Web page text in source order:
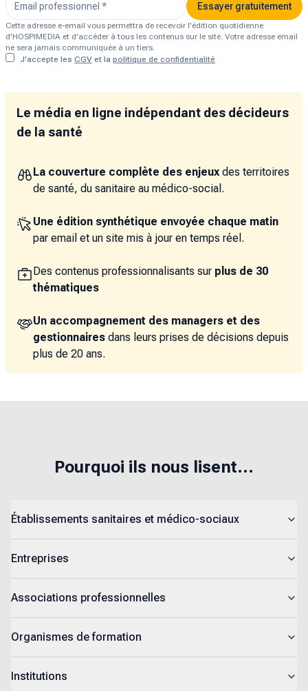
Essayer gratuitement
Cette adresse e-email vous permettra de recevoir l'édition quotidienne
d'HOSPIMEDIA et d'accéder à tous les contenus sur le site. Votre adresse email
ne sera jamais communiquée à un tiers.
J'accepte les CGV et la politique de confidentialité
Le média en ligne indépendant des décideurs
de la santé
La couverture complète des enjeuxdes territoires
de santé, du sanitaire au médico-social.
Une édition synthétique envoyée chaque matin
par email et un site mis à jour en temps réel.
Des contenus professionnalisants sur plus de 30
thématiques
Un accompagnement des managers et des
gestionnaires dans leurs prises de décisions depuis
plus de 20 ans.
Pourquoi ils nous lisent...
Établissements sanitaires et médico-sociaux
Entreprises
Associations professionnelles
Organismes de formation
Institutions